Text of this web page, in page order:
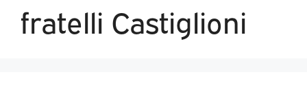
fratelli Castiglioni